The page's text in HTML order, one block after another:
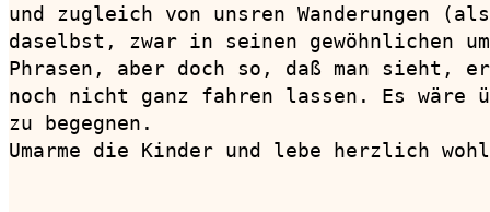
und zugleich von unsren Wanderungen
daselbst, zwar in seinen gewöhnlichen
Phrasen, aber doch so, daß man sieht, er
noch nicht ganz fahren lassen. Es wäre
zu begegnen.
Umarme die Kinder und lebe herzlich